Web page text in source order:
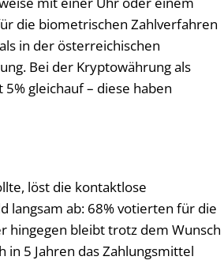
die biometrischen Zahlverfahren
in der österreichischen
Bei der Kryptowährung als
gleichauf – diese haben
löst die kontaktlose
langsam ab: 68% votierten für die
hingegen bleibt trotz dem Wunsch
in 5 Jahren das Zahlungsmittel